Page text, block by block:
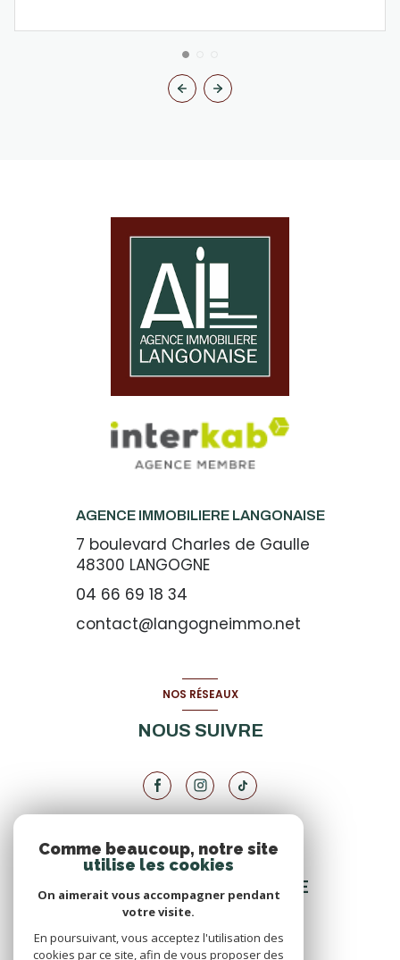
AGENCE IMMOBILIERE LANGONAISE
7 boulevard Charles de Gaulle
48300 LANGOGNE
04 66 69 18 34
contact@langogneimmo.net
NOS RÉSEAUX
NOUS SUIVRE
VOTRE ESPACE
ESPACE PROPRIÉTAIRE
SE CONNECTER
Comme beaucoup, notre site
utilise les cookies
On aimerait vous accompagner pendant
votre visite.
En poursuivant, vous acceptez l'utilisation des
cookies par ce site, afin de vous proposer des